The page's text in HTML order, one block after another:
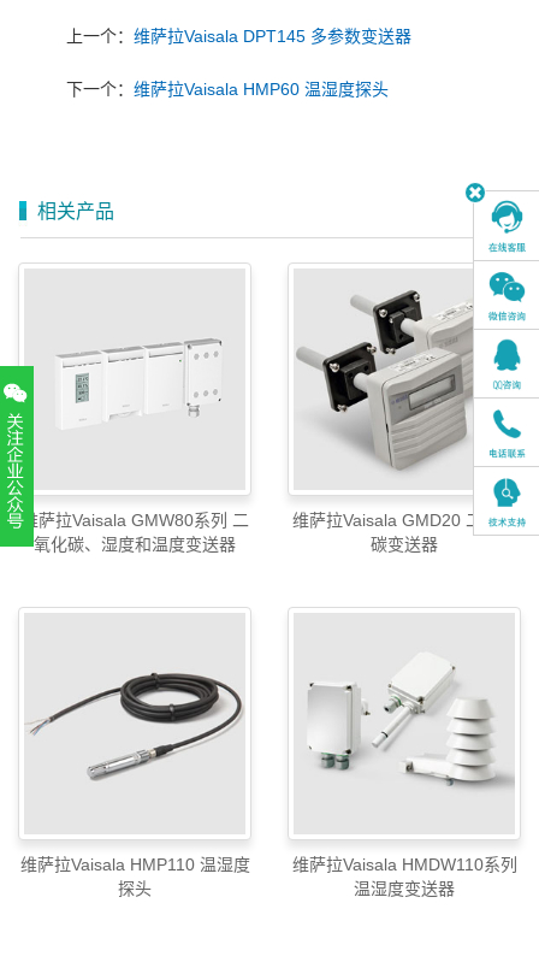
上一个： 维萨拉Vaisala DPT145 多参数变送器
下一个： 维萨拉Vaisala HMP60 温湿度探头
相关产品
维萨拉Vaisala GMW80系列 二
氧化碳、湿度和温度变送器
维萨拉Vaisala GMD20 二氧化
碳变送器
维萨拉Vaisala HMP110 温湿度
探头
维萨拉Vaisala HMDW110系列
温湿度变送器
扫一扫，关注官方账号